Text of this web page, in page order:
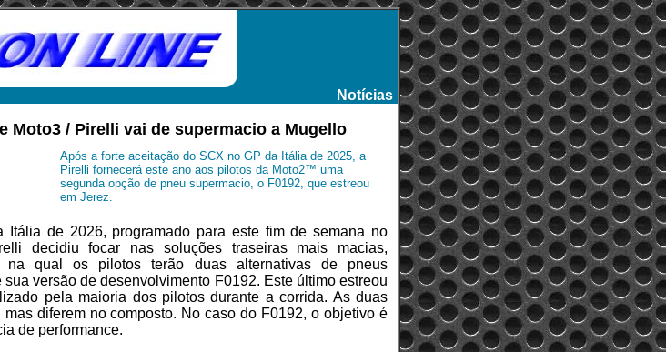
Notícias
Moto3 / Pirelli vai de supermacio a Mugello
Após a forte aceitação do SCX no GP da Itália de 2025, a
Pirelli fornecerá este ano aos pilotos da Moto2™ uma
segunda opção de pneu supermacio, o F0192, que estreou
em Jerez.
Itália de 2026, programado para este fim de semana no
decidiu focar nas soluções traseiras mais macias,
na qual os pilotos terão duas alternativas de pneus
versão de desenvolvimento F0192. Este último estreou
pela maioria dos pilotos durante a corrida. As duas
diferem no composto. No caso do F0192, o objetivo é
de performance.